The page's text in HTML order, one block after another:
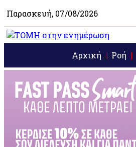
Παρασκευή, 07/08/2026
Αρχική Ροή